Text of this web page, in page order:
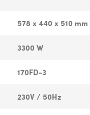
578 x 440 x 510 mm
3300 W
170FD-3
230V / 50Hz